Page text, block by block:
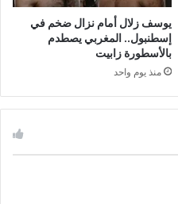
يوسف زلال أمام نزال ضخم في
إسطنبول.. المغربي يصطدم
بالأسطورة زابيت
منذ يوم واحد